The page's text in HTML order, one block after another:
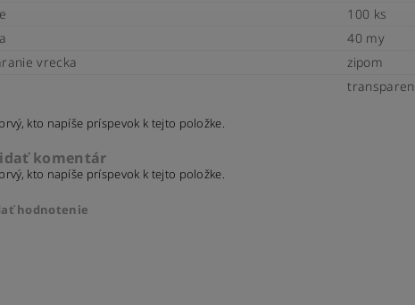
100 ks
40 my
vrecka
zipom
kto napíše príspevok k tejto položke.
komentár
kto napíše príspevok k tejto položke.
hodnotenie